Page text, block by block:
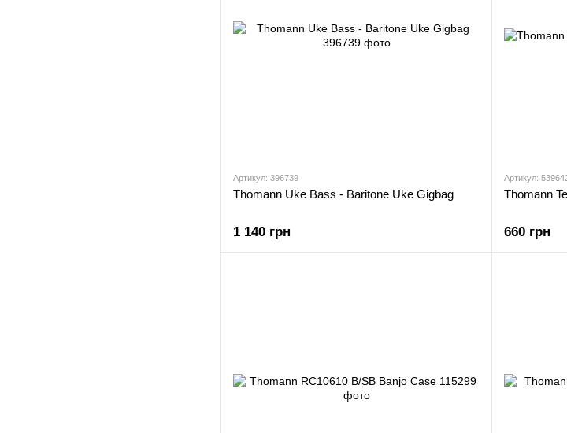
Артикул: 396739
Thomann Uke Bass - Baritone Uke Gigbag
1 140 грн
Артикул:
Thomann
660 грн